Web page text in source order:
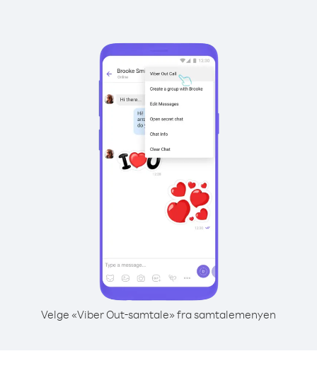
Velge «Viber Out-samtale» fra samtalemenyen